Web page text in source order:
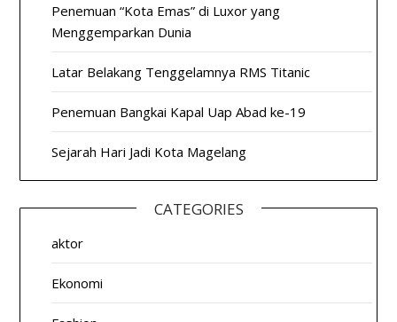
Penemuan “Kota Emas” di Luxor yang
Menggemparkan Dunia
Latar Belakang Tenggelamnya RMS Titanic
Penemuan Bangkai Kapal Uap Abad ke-19
Sejarah Hari Jadi Kota Magelang
CATEGORIES
aktor
Ekonomi